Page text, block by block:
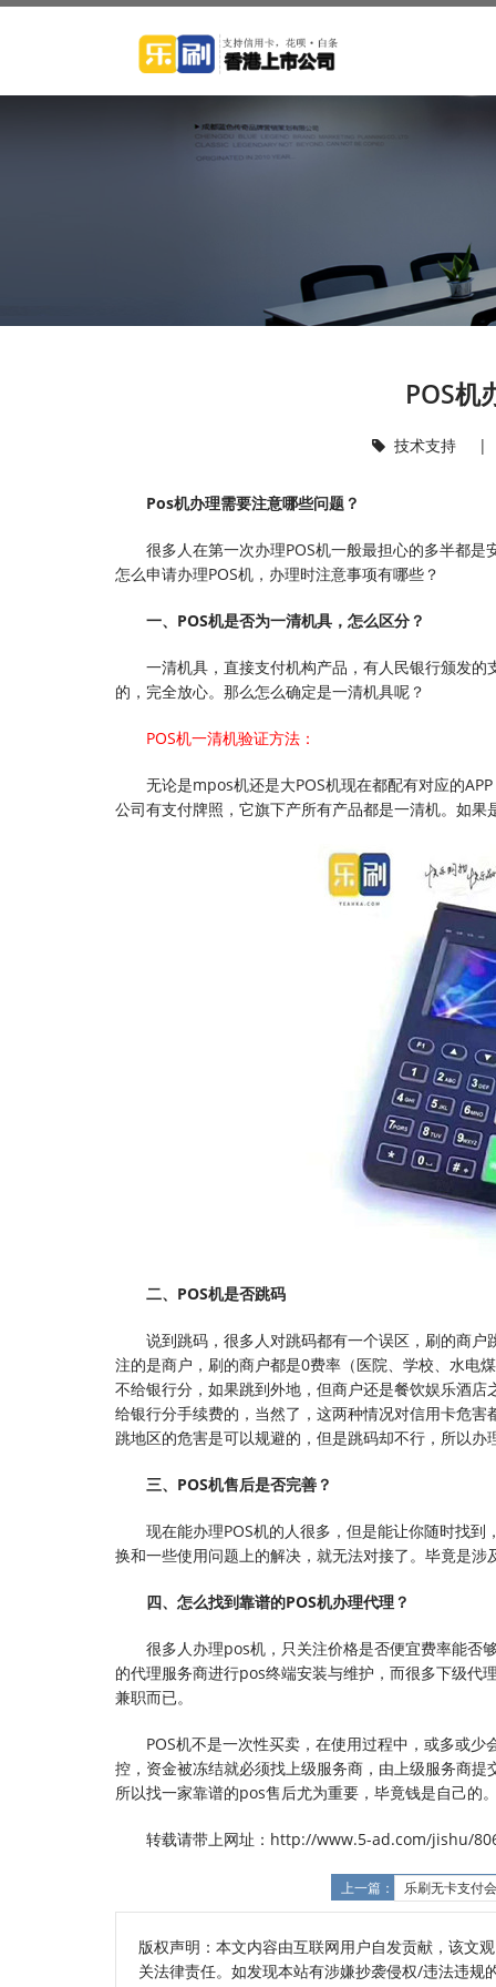
POS机
技术支持
Pos机办理需要注意哪些问题？
很多人在第一次办理POS机一般最担心的多半都
怎么申请办理POS机，办理时注意事项有哪些？
一、POS机是否为一清机具，怎么区分？
一清机具，直接支付机构产品，有人民银行颁发
的，完全放心。那么怎么确定是一清机具呢？
POS机一清机验证方法：
无论是mpos机还是大POS机现在都配有对应的
公司有支付牌照，它旗下产所有产品都是一清机。如
二、POS机是否跳码
说到跳码，很多人对跳码都有一个误区，刷的商
注的是商户，刷的商户都是0费率（医院、学校、水电
不给银行分，如果跳到外地，但商户还是餐饮娱乐酒
给银行分手续费的，当然了，这两种情况对信用卡危
跳地区的危害是可以规避的，但是跳码却不行，所以
三、POS机售后是否完善？
现在能办理POS机的人很多，但是能让你随时找
换和一些使用问题上的解决，就无法对接了。毕竟是
四、怎么找到靠谱的POS机办理代理？
很多人办理pos机，只关注价格是否便宜费率能否
的代理服务商进行pos终端安装与维护，而很多下级代
兼职而已。
POS机不是一次性买卖，在使用过程中，或多或
控，资金被冻结就必须找上级服务商，由上级服务商
所以找一家靠谱的pos售后尤为重要，毕竟钱是自己的
转载请带上网址：http://www.5-ad.com/jishu/
上一篇： 乐刷无卡支付
版权声明：本文内容由互联网用户自发贡献，该文
关法律责任。如发现本站有涉嫌抄袭侵权/违法违